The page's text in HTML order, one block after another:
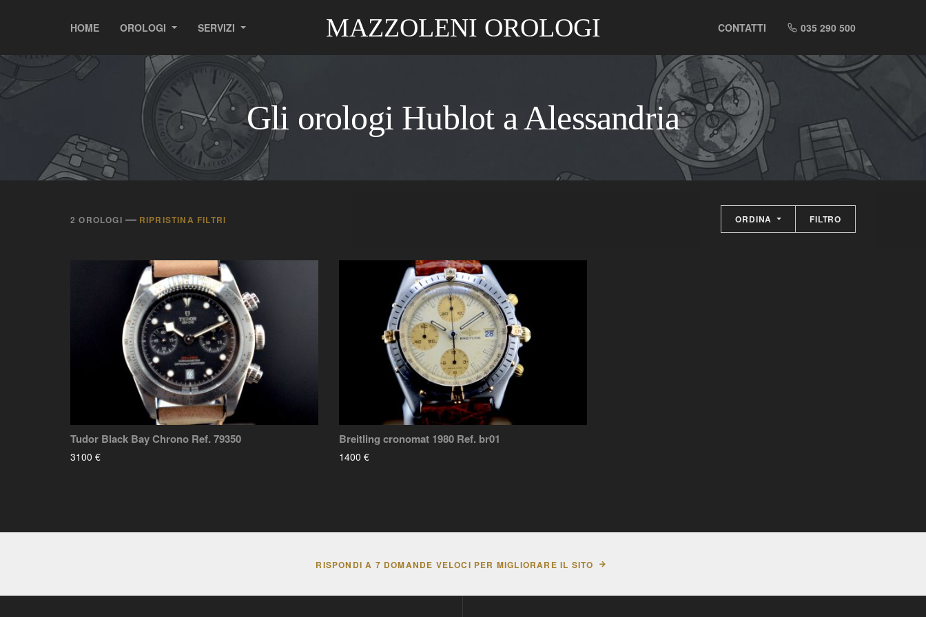
MAZZOLENI OROLOGI
HOME OROLOGI SERVIZI CONTATTI 035 290 500
Gli orologi Hublot a Alessandria
2 OROLOGI — RIPRISTINA FILTRI ORDINA FILTRO
Tudor Black Bay Chrono Ref. 79350
3100 €
Breitling cronomat 1980 Ref. br01
1400 €
RISPONDI A 7 DOMANDE VELOCI PER MIGLIORARE IL SITO